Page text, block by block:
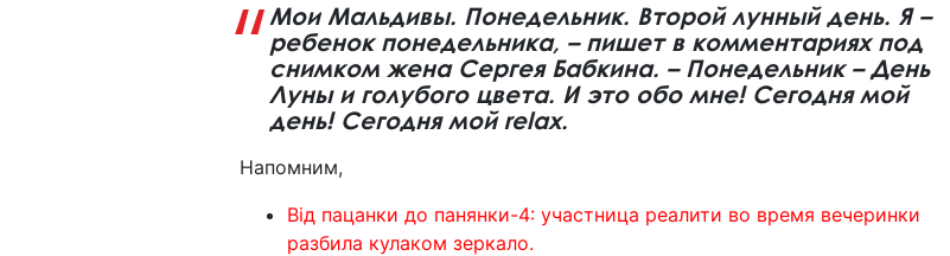
Мои Мальдивы. Понедельник. Второй лунный день. Я –
ребенок понедельника, – пишет в комментариях под
снимком жена Сергея Бабкина. – Понедельник – День
Луны и голубого цвета. И это обо мне! Сегодня мой
день! Сегодня мой relax.
Напомним,
Від пацанки до панянки-4: участница реалити во время вечеринки
разбила кулаком зеркало.